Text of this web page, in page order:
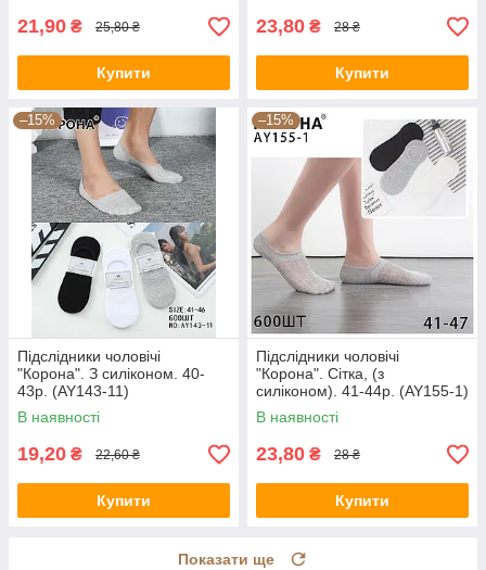
21,90 ₴ 25,80 ₴
Купити
23,80 ₴ 28 ₴
Купити
–15%
Підслідники чоловічі
"Корона". З силіконом. 40-
43р. (AY143-11)
В наявності
19,20 ₴ 22,60 ₴
Купити
–15%
Підслідники чоловічі
"Корона". Сітка, (з
силіконом). 41-44р. (AY155-1)
В наявності
23,80 ₴ 28 ₴
Купити
Показати ще